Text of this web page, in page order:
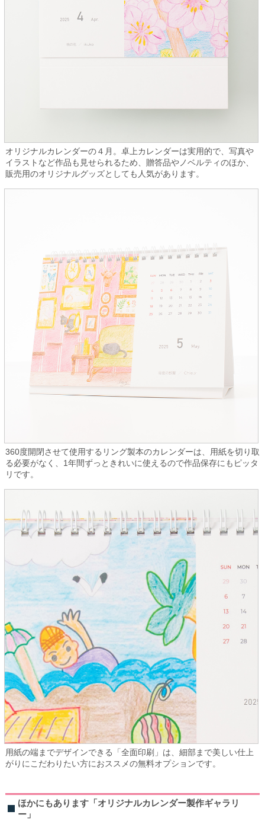
オリジナルカレンダーの４月。卓上カレンダーは実用的で、写真や
イラストなど作品も見せられるため、贈答品やノベルティのほか、
販売用のオリジナルグッズとしても人気があります。
360度開閉させて使用するリング製本のカレンダーは、用紙を切り取
る必要がなく、1年間ずっときれいに使えるので作品保存にもピッタ
リです。
用紙の端までデザインできる「全面印刷」は、細部まで美しい仕上
がりにこだわりたい方におススメの無料オプションです。
ほかにもあります「オリジナルカレンダー製作ギャラリ
ー」